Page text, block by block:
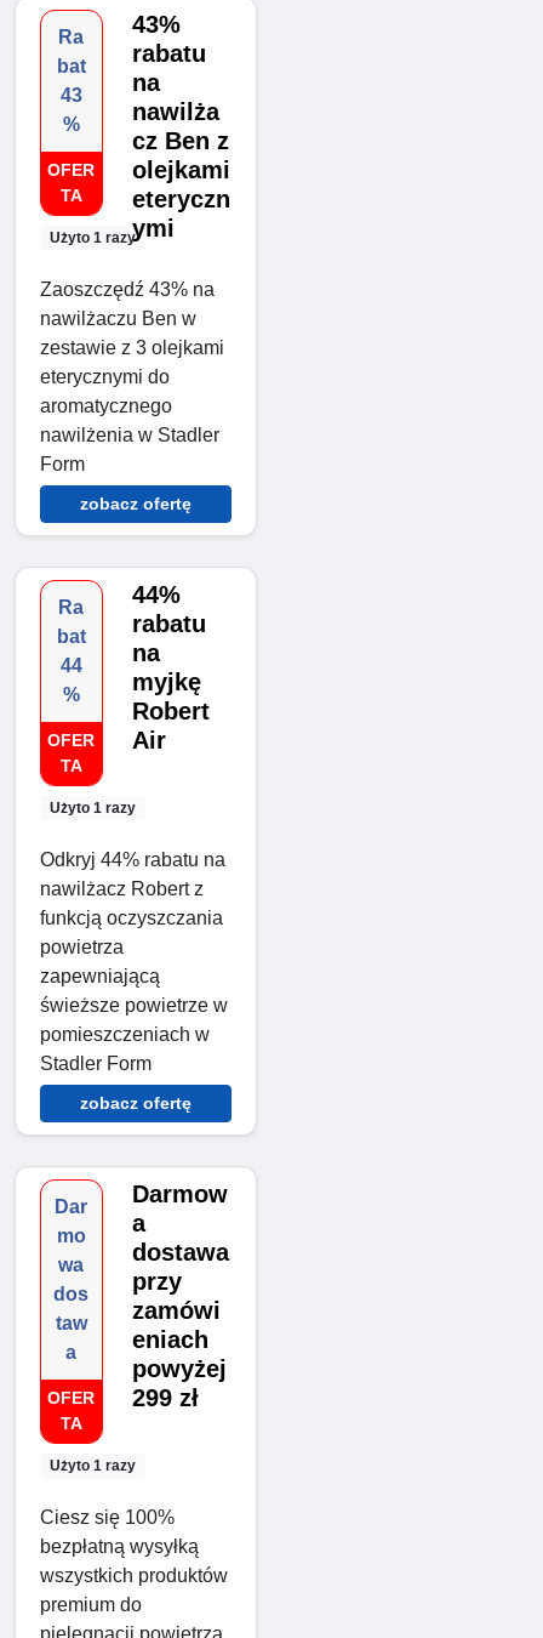
Ra
bat
43
%
OFER
TA
Użyto 1 razy
43%
rabatu
na
nawilża
cz Ben z
olejkami
eteryczn
ymi
Zaoszczędź 43% na
nawilżaczu Ben w
zestawie z 3 olejkami
eterycznymi do
aromatycznego
nawilżenia w Stadler
Form
zobacz ofertę
Ra
bat
44
%
OFER
TA
Użyto 1 razy
44%
rabatu
na
myjkę
Robert
Air
Odkryj 44% rabatu na
nawilżacz Robert z
funkcją oczyszczania
powietrza
zapewniającą
świeższe powietrze w
pomieszczeniach w
Stadler Form
zobacz ofertę
Dar
mo
wa
dos
taw
a
OFER
TA
Użyto 1 razy
Darmow
a
dostawa
przy
zamówi
eniach
powyżej
299 zł
Ciesz się 100%
bezpłatną wysyłką
wszystkich produktów
premium do